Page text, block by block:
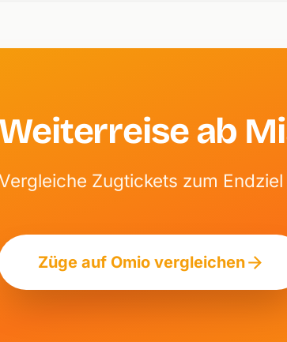
Weiterreise ab
Zugtickets zum
Züge auf Omio vergleichen